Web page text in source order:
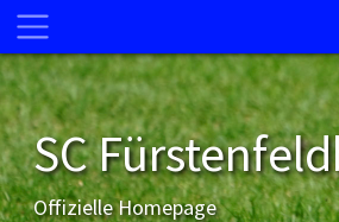
SC
Offizielle Homepage